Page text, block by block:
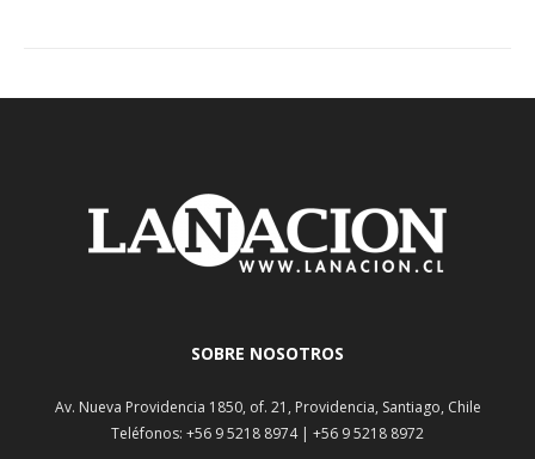
SOBRE NOSOTROS
Av. Nueva Providencia 1850, of. 21, Providencia, Santiago, Chile
Teléfonos: +56 9 5218 8974 | +56 9 5218 8972